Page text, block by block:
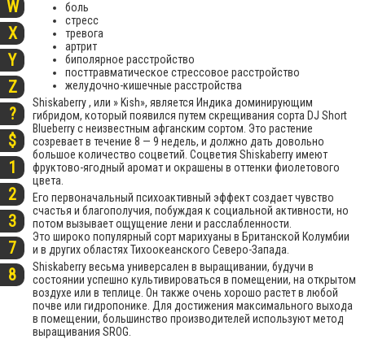
W
X
Y
Z
?
$
1
2
3
7
8
боль
стресс
тревога
артрит
биполярное расстройство
посттравматическое стрессовое расстройство
желудочно-кишечные расстройства
Shiskaberry , или » Kish», является Индика доминирующим
гибридом, который появился путем скрещивания сорта DJ Short
Blueberry с неизвестным афганским сортом. Это растение
созревает в течение 8 — 9 недель, и должно дать довольно
большое количество соцветий. Соцветия Shiskaberry имеют
фруктово-ягодный аромат и окрашены в оттенки фиолетового
цвета.
Его первоначальный психоактивный эффект создает чувство
счастья и благополучия, побуждая к социальной активности, но
потом вызывает ощущение лени и расслабленности.
Это широко популярный сорт марихуаны в Британской Колумбии
и в других областях Тихоокеанского Северо-Запада.
Shiskaberry весьма универсален в выращивании, будучи в
состоянии успешно культивироваться в помещении, на открытом
воздухе или в теплице. Он также очень хорошо растет в любой
почве или гидропонике. Для достижения максимального выхода
в помещении, большинство производителей используют метод
выращивания SROG.